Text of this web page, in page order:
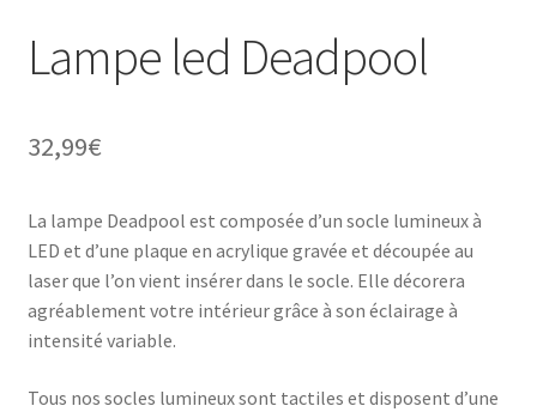
Lampe led Deadpool
32,99€
La lampe Deadpool est composée d’un socle lumineux à
LED et d’une plaque en acrylique gravée et découpée au
laser que l’on vient insérer dans le socle. Elle décorera
agréablement votre intérieur grâce à son éclairage à
intensité variable.
Tous nos socles lumineux sont tactiles et disposent d’une